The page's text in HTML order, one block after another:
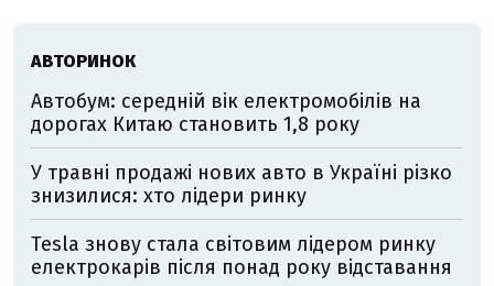
АВТОРИНОК
Автобум: середній вік електромобілів на
дорогах Китаю становить 1,8 року
У травні продажі нових авто в Україні різко
знизилися: хто лідери ринку
Tesla знову стала світовим лідером ринку
електрокарів після понад року відставання